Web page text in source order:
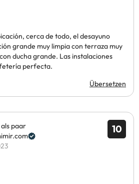
cerca de todo, el desayuno
grande muy limpia con terraza muy
ducha grande. Las instalaciones
perfecta.
Übersetzen
10
paar